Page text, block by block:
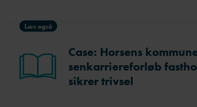
Læs også
Case: Horsens
senkarriereforløb
sikrer trivsel